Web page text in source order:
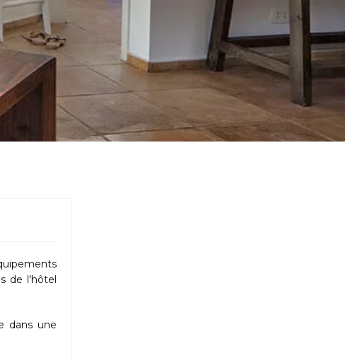
de l'hôtel
dans une